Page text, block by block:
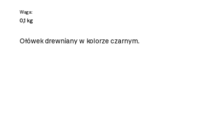
Waga:
0,1 kg
Ołówek drewniany w kolorze czarnym.